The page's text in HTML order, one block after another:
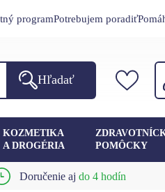
programPotrebujem poradiť
Hľadať
KOZMETIKA
A DROGÉRIA
POMÔCKY
Doručenie ajdo 4 hodín